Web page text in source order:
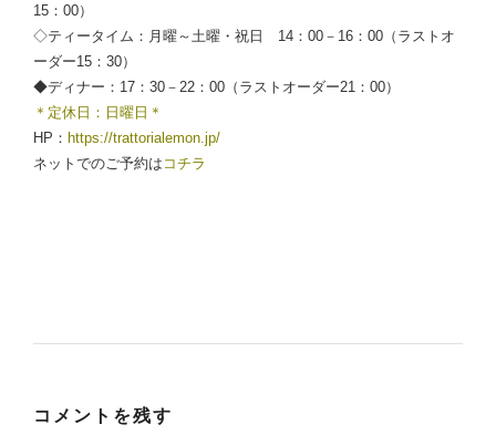
15：00）
◇ティータイム：月曜～土曜・祝日 14：00－16：00（ラストオ
ーダー15：30）
◆ディナー：17：30－22：00（ラストオーダー21：00）
＊定休日：日曜日＊
HP： https://trattorialemon.jp/
ネットでのご予約は コチラ
コメントを残す